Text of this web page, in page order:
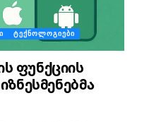
ᲢᲔᲥᲜᲝᲚᲝᲒᲘᲔᲑᲘ
ფუნქციის